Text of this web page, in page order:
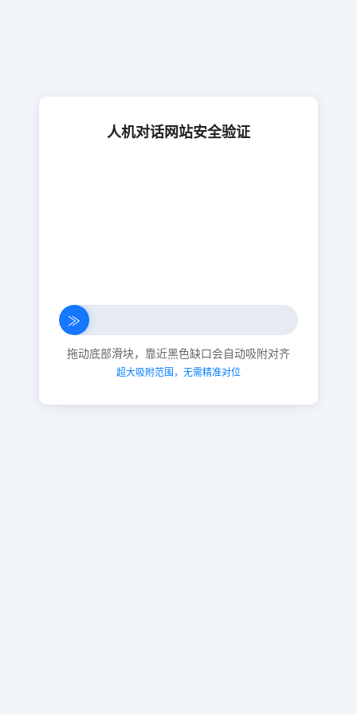
人机对话网站安全验证
≫
拖动底部滑块，靠近黑色缺口会自动吸附对齐
超大吸附范围，无需精准对位